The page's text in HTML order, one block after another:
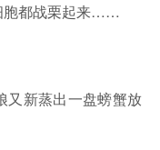
胞都战栗起来……
新蒸出一盘螃蟹放